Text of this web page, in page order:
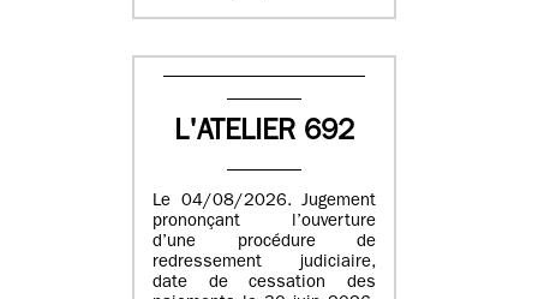
L'ATELIER 692
Le 04/08/2026. Jugement
prononçant l’ouverture
d’une procédure de
redressement judiciaire,
date de cessation des